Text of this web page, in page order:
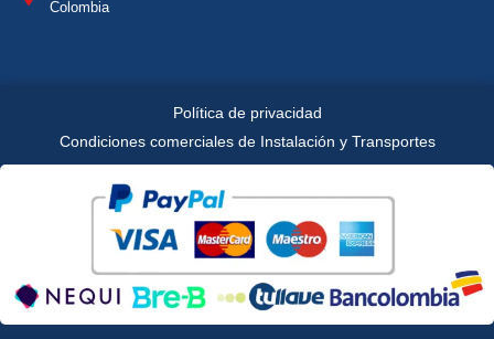
Colombia
Política de privacidad
Condiciones comerciales de Instalación y Transportes